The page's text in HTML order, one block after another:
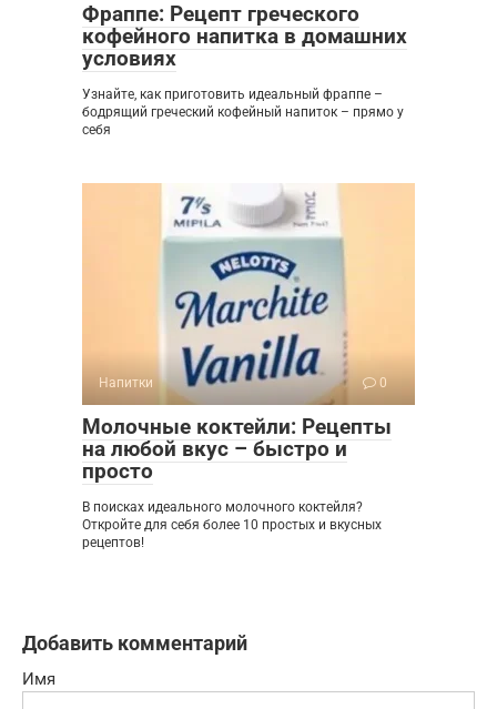
Фраппе: Рецепт греческого
кофейного напитка в домашних
условиях
Узнайте, как приготовить идеальный фраппе –
бодрящий греческий кофейный напиток – прямо у
себя
Напитки 0
Молочные коктейли: Рецепты
на любой вкус – быстро и
просто
В поисках идеального молочного коктейля?
Откройте для себя более 10 простых и вкусных
рецептов!
Добавить комментарий
Имя